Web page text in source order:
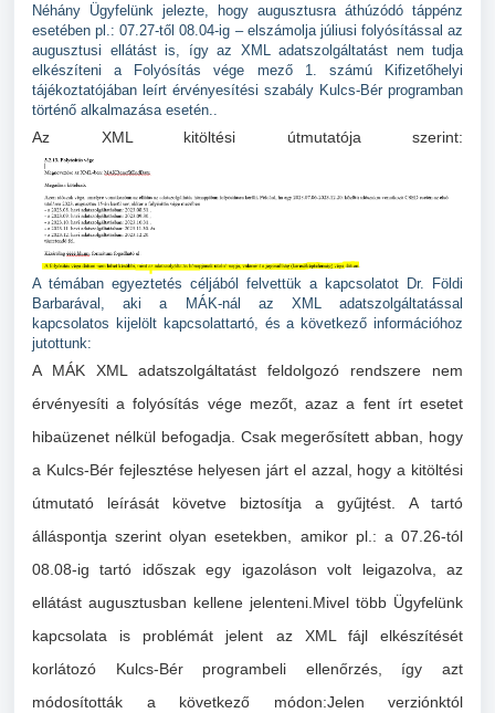
Néhány Ügyfelünk jelezte, hogy augusztusra áthúzódó táppénz
esetében pl.: 07.27-től 08.04-ig – elszámolja júliusi folyósítással az
augusztusi ellátást is, így az XML adatszolgáltatást nem tudja
elkészíteni a Folyósítás vége mező 1. számú Kifizetőhelyi
tájékoztatójában leírt érvényesítési szabály Kulcs-Bér programban
történő alkalmazása esetén..
Az XML kitöltési útmutatója szerint:
A témában egyeztetés céljából felvettük a kapcsolatot Dr. Földi
Barbarával, aki a MÁK-nál az XML adatszolgáltatással
kapcsolatos kijelölt kapcsolattartó, és a következő információhoz
jutottunk:
A MÁK XML adatszolgáltatást feldolgozó rendszere nem
érvényesíti a folyósítás vége mezőt, azaz a fent írt esetet
hibaüzenet nélkül befogadja. Csak megerősített abban, hogy
a Kulcs-Bér fejlesztése helyesen járt el azzal, hogy a kitöltési
útmutató leírását követve biztosítja a gyűjtést. A tartó
álláspontja szerint olyan esetekben, amikor pl.: a 07.26-tól
08.08-ig tartó időszak egy igazoláson volt leigazolva, az
ellátást augusztusban kellene jelenteni.Mivel több Ügyfelünk
kapcsolata is problémát jelent az XML fájl elkészítését
korlátozó Kulcs-Bér programbeli ellenőrzés, így azt
módosították a következő módon:Jelen verziónktól